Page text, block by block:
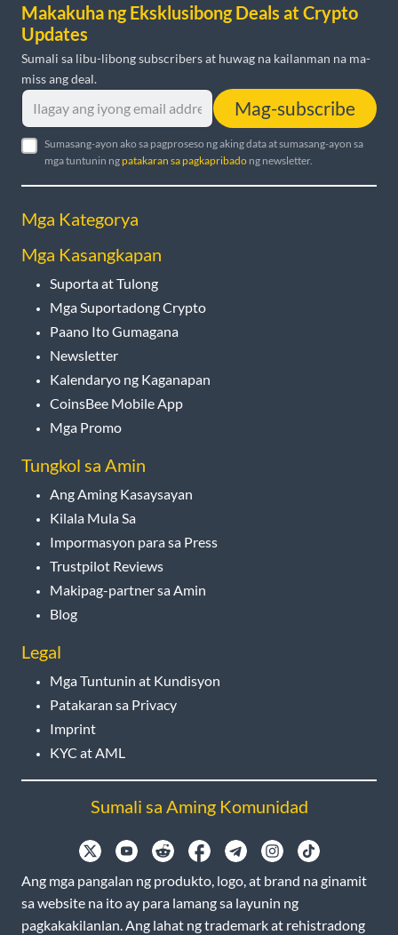
Makakuha ng Eksklusibong Deals at Crypto
Updates
Sumali sa libu-libong subscribers at huwag na kailanman na ma-
miss ang deal.
Mag-subscribe
Sumasang-ayon ako sa pagproseso ng aking data at sumasang-ayon sa
mga tuntunin ngpatakaran sa pagkapribado ng newsletter.
Mga Kategorya
Mga Kasangkapan
Suporta at Tulong
Mga Suportadong Crypto
Paano Ito Gumagana
Newsletter
Kalendaryo ng Kaganapan
CoinsBee Mobile App
Mga Promo
Tungkol sa Amin
Ang Aming Kasaysayan
Kilala Mula Sa
Impormasyon para sa Press
Trustpilot Reviews
Makipag-partner sa Amin
Blog
Legal
Mga Tuntunin at Kundisyon
Patakaran sa Privacy
Imprint
KYC at AML
Sumali sa Aming Komunidad
Ang mga pangalan ng produkto, logo, at brand na ginamit
sa website na ito ay para lamang sa layunin ng
pagkakakilanlan. Ang lahat ng trademark at rehistradong